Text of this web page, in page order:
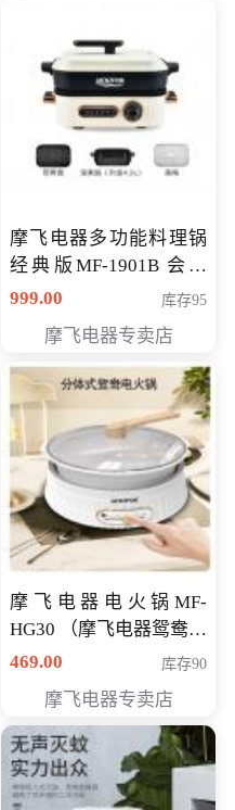
摩飞电器多功能料理锅
经典版MF-1901B 会员
专享价399元
999.00 库存95
摩飞电器专卖店
摩飞电器电火锅MF-
HG30 （摩飞电器鸳鸯锅
MF-HG30 ） 会员专享价
469.00 库存90
摩飞电器专卖店